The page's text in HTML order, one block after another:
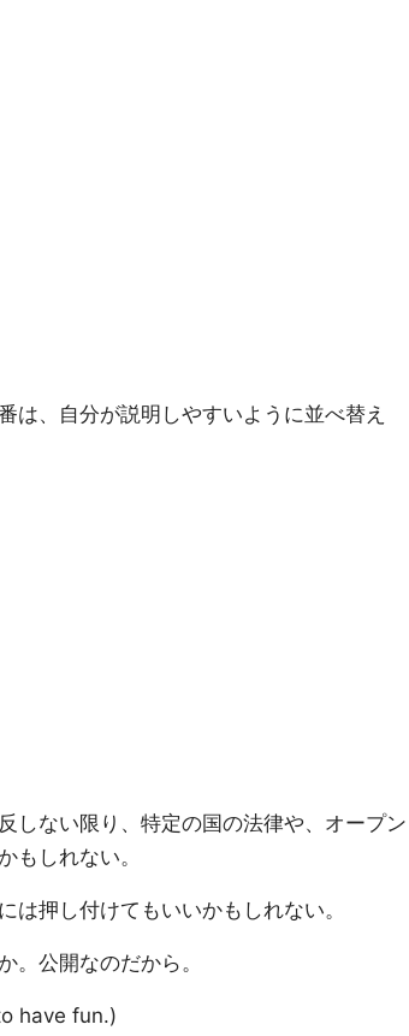
は、自分が説明しやすいように並べ替え
しない限り、特定の国の法律や、オープン
もしれない。
押し付けてもいいかもしれない。
。公開なのだから。
have fun.)